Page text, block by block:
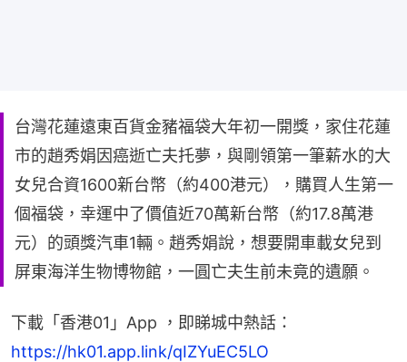
台灣花蓮遠東百貨金豬福袋大年初一開獎，家住花蓮
市的趙秀娟因癌逝亡夫托夢，與剛領第一筆薪水的大
女兒合資1600新台幣（約400港元），購買人生第一
個福袋，幸運中了價值近70萬新台幣（約17.8萬港
元）的頭獎汽車1輛。趙秀娟說，想要開車載女兒到
屏東海洋生物博物館，一圓亡夫生前未竟的遺願。
下載「香港01」App ，即睇城中熱話：
https://hk01.app.link/qIZYuEC5LO